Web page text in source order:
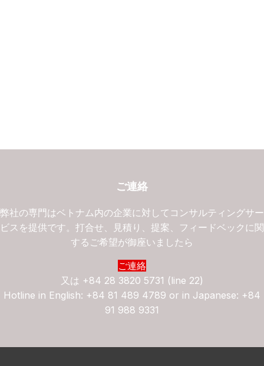
ご連絡
弊社の専門はベトナム内の企業に対してコンサルティングサー
ビスを提供です。打合せ、見積り、提案、フィードベックに関
するご希望が御座いましたら
ご連絡
又は +84 28 3820 5731 (line 22)
Hotline in English: +84 81 489 4789 or in Japanese: +84
91 988 9331